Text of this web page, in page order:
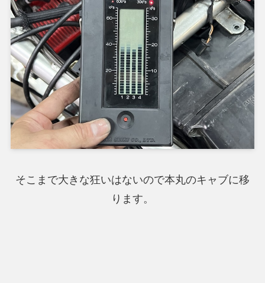
そこまで大きな狂いはないので本丸のキャブに移
ります。